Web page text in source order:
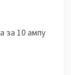
за 10 ампу